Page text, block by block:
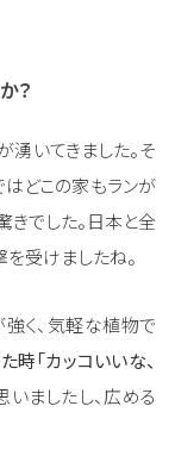
？
いてきました。そ
はどこの家もランが
きでした。日本と全
を受けましたね。
く、気軽な植物で
「カッコいいな、
いましたし、広める